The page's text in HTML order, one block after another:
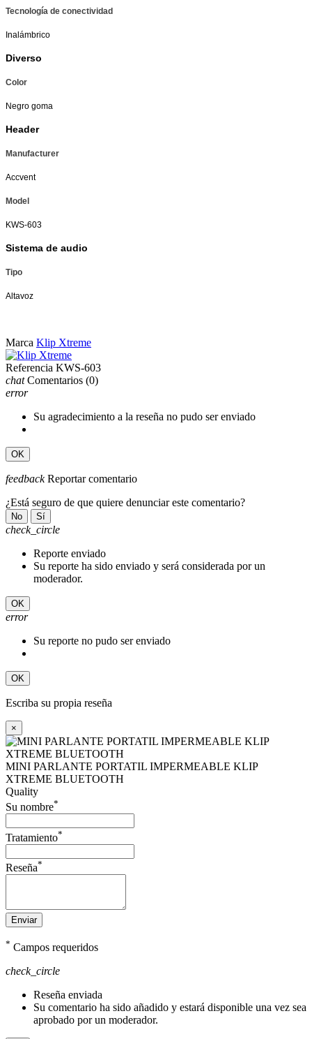
Tecnología de conectividad
Inalámbrico
Diverso
Color
Negro goma
Header
Manufacturer
Accvent
Model
KWS-603
Sistema de audio
Tipo
Altavoz
Marca Klip Xtreme
Referencia KWS-603
chat Comentarios (0)
error
Su agradecimiento a la reseña no pudo ser enviado
OK
feedback Reportar comentario
¿Está seguro de que quiere denunciar este comentario?
No Sí
check_circle
Reporte enviado
Su reporte ha sido enviado y será considerada por un
moderador.
OK
error
Su reporte no pudo ser enviado
OK
Escriba su propia reseña
×
MINI PARLANTE PORTATIL IMPERMEABLE KLIP
XTREME BLUETOOTH
Quality
Su nombre*
Tratamiento*
Reseña*
Enviar
* Campos requeridos
check_circle
Reseña enviada
Su comentario ha sido añadido y estará disponible una vez sea
aprobado por un moderador.